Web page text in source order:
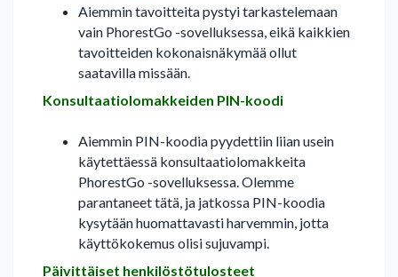
Aiemmin tavoitteita pystyi tarkastelemaan
vain PhorestGo -sovelluksessa, eikä kaikkien
tavoitteiden kokonaisnäkymää ollut
saatavilla missään.
Konsultaatiolomakkeiden PIN-koodi
Aiemmin PIN-koodia pyydettiin liian usein
käytettäessä konsultaatiolomakkeita
PhorestGo -sovelluksessa. Olemme
parantaneet tätä, ja jatkossa PIN-koodia
kysytään huomattavasti harvemmin, jotta
käyttökokemus olisi sujuvampi.
Päivittäiset henkilöstötulosteet